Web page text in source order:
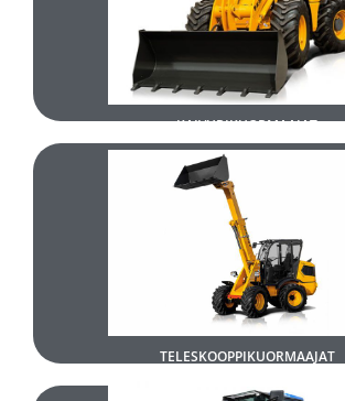
KAIVURIKUORMAAJAT
UUDET KAIVURIKUORMAAJAT
TELESKOOPPIKUORMAAJAT
UUDET TELESKOOPPIKUORMAAJAT
TUTUSTU